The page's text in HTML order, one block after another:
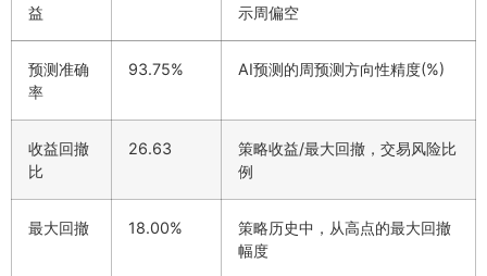
益
示周偏空
预测准确
率
93.75% AI预测的周预测方向性精度(%)
收益回撤
比
26.63
策略收益/最大回撤，交易风险比
例
最大回撤 18.00%
策略历史中，从高点的最大回撤
幅度